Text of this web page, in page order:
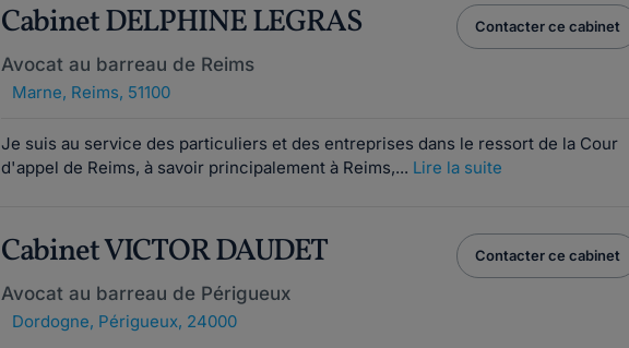
Cabinet DELPHINE LEGRAS
Avocat au barreau de Reims
Marne, Reims, 51100
Contacter ce cabinet
Je suis au service des particuliers et des entreprises dans le ressort de la Cour
d'appel de Reims, à savoir principalement à Reims,... Lire la suite
Cabinet VICTOR DAUDET
Avocat au barreau de Périgueux
Dordogne, Périgueux, 24000
Contacter ce cabinet